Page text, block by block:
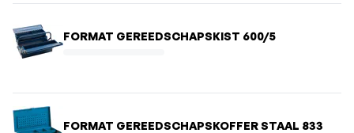
FORMAT GEREEDSCHAPSKIST 600/5
FORMAT GEREEDSCHAPSKOFFER STAAL 833